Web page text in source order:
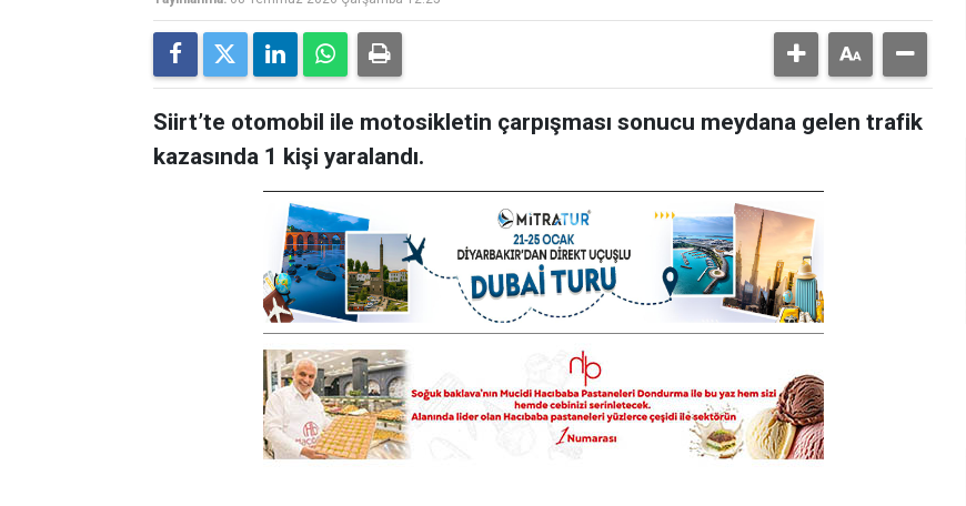
Siirt’te otomobil ile motosikletin çarpışması sonucu meydana gelen trafik
kazasında 1 kişi yaralandı.